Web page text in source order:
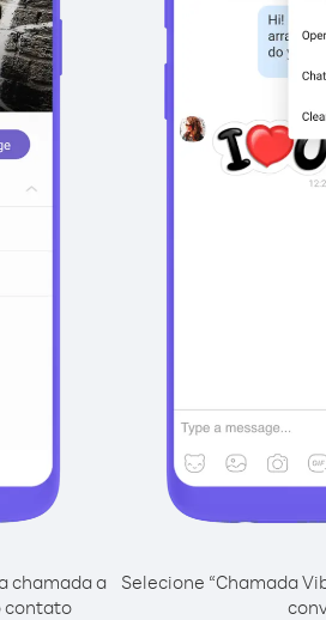
chamada a
contato
Selecione “Chamada